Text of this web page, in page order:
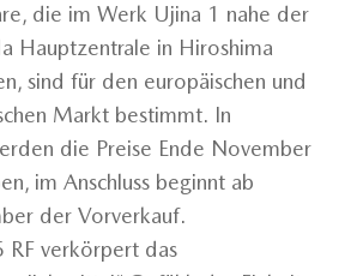
die im Werk Ujina 1 nahe der
Hauptzentrale in Hiroshima
sind für den europäischen und
Markt bestimmt. In
die Preise Ende November
im Anschluss beginnt ab
der Vorverkauf.
RF verkörpert das